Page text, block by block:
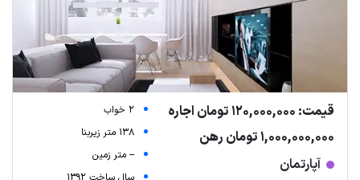
قیمت: 120,000,000 تومان اجاره
1,000,000,000 تومان رهن
آپارتمان
2 خواب
138 متر زیربنا
-- متر زمین